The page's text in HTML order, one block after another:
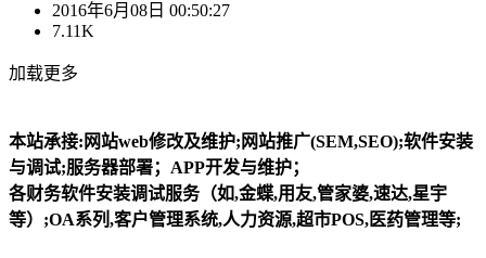
2016年6月08日 00:50:27
7.11K
加载更多
本站承接:网站web修改及维护;网站推广(SEM,SEO);软件安装
与调试;服务器部署；APP开发与维护；
各财务软件安装调试服务（如,金蝶,用友,管家婆,速达,星宇
等）;OA系列,客户管理系统,人力资源,超市POS,医药管理等;